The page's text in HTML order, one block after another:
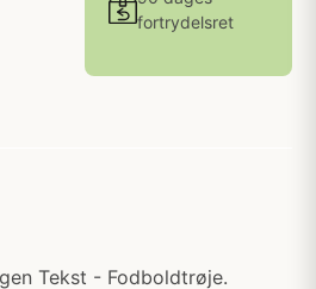
fortrydelsret
Tekst - Fodboldtrøje.